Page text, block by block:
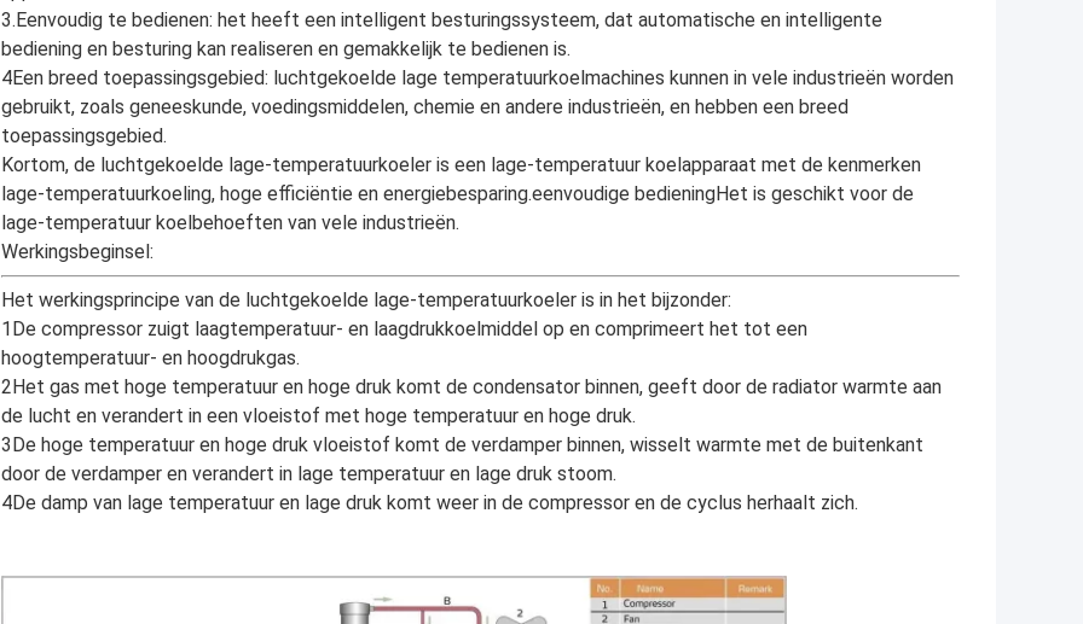
3.Eenvoudig te bedienen: het heeft een intelligent besturingssysteem, dat automatische en intelligente
bediening en besturing kan realiseren en gemakkelijk te bedienen is.
4Een breed toepassingsgebied: luchtgekoelde lage temperatuurkoelmachines kunnen in vele industrieën worden
gebruikt, zoals geneeskunde, voedingsmiddelen, chemie en andere industrieën, en hebben een breed
toepassingsgebied.
Kortom, de luchtgekoelde lage-temperatuurkoeler is een lage-temperatuur koelapparaat met de kenmerken
lage-temperatuurkoeling, hoge efficiëntie en energiebesparing.eenvoudige bedieningHet is geschikt voor de
lage-temperatuur koelbehoeften van vele industrieën.
Werkingsbeginsel:
Het werkingsprincipe van de luchtgekoelde lage-temperatuurkoeler is in het bijzonder:
1De compressor zuigt laagtemperatuur- en laagdrukkoelmiddel op en comprimeert het tot een
hoogtemperatuur- en hoogdrukgas.
2Het gas met hoge temperatuur en hoge druk komt de condensator binnen, geeft door de radiator warmte aan
de lucht en verandert in een vloeistof met hoge temperatuur en hoge druk.
3De hoge temperatuur en hoge druk vloeistof komt de verdamper binnen, wisselt warmte met de buitenkant
door de verdamper en verandert in lage temperatuur en lage druk stoom.
4De damp van lage temperatuur en lage druk komt weer in de compressor en de cyclus herhaalt zich.